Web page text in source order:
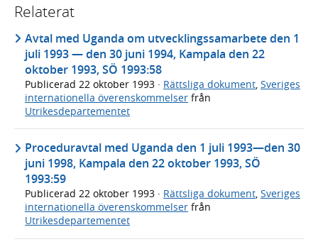
Relaterat
Avtal med Uganda om utvecklingssamarbete den 1
juli 1993 — den 30 juni 1994, Kampala den 22
oktober 1993, SÖ 1993:58
Publicerad 22 oktober 1993 · Rättsliga dokument Sveriges
internationella överenskommelser från
Utrikesdepartementet
Proceduravtal med Uganda den 1 juli 1993—den 30
juni 1998, Kampala den 22 oktober 1993, SÖ
1993:59
Publicerad 22 oktober 1993 · Rättsliga dokument, Sveriges
internationella överenskommelser från
Utrikesdepartementet